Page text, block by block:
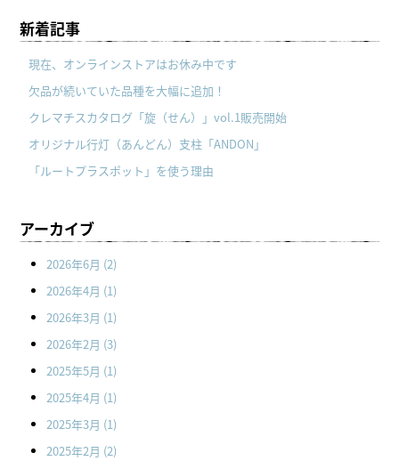
新着記事
現在、オンラインストアはお休み中です
欠品が続いていた品種を大幅に追加！
クレマチスカタログ「旋（せん）」vol.1販売開始
オリジナル行灯（あんどん）支柱「ANDON」
「ルートプラスポット」を使う理由
アーカイブ
2026年6月 (2)
2026年4月 (1)
2026年3月 (1)
2026年2月 (3)
2025年5月 (1)
2025年4月 (1)
2025年3月 (1)
2025年2月 (2)